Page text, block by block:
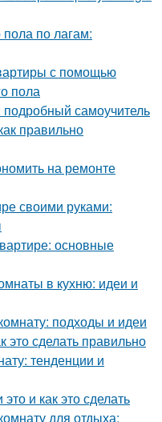
по лагам:
с помощью
пола
самоучитель
правильно
на ремонте
своими руками:
основные
в кухню: идеи и
подходы и идеи
это сделать правильно
тенденции и
и как это сделать
для отдыха: